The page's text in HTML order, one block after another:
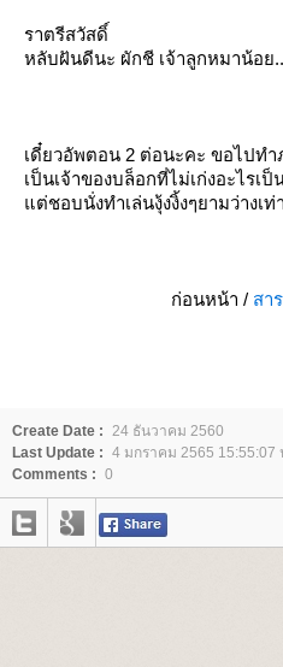
ราตรีสวัสดิ์
หลับฝันดีนะ ผักชี เจ้าลูกหมาน้อย
เดี๋ยวอัพตอน 2 ต่อนะคะ ขอไปท
เป็นเจ้าของบล็อกที่ไม่เก่งอะไรเ
ต่ชอบนั่งทำเล่นงุ้งงิ้งๆยามว่างเท่
ก่อนหน้า / สา
Create Date : 24 ธันวาคม 2560
Last Update : 4 มกราคม 2565 15:55:07
Comments : 0